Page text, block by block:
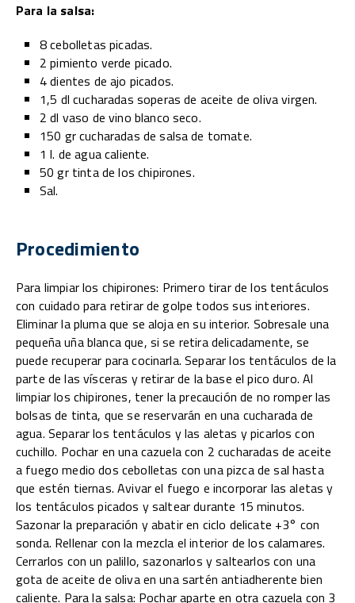
Para la salsa:
8 cebolletas picadas.
2 pimiento verde picado.
4 dientes de ajo picados.
1,5 dl cucharadas soperas de aceite de oliva virgen.
2 dl vaso de vino blanco seco.
150 gr cucharadas de salsa de tomate.
1 l. de agua caliente.
50 gr tinta de los chipirones.
Sal.
Procedimiento
Para limpiar los chipirones: Primero tirar de los tentáculos
con cuidado para retirar de golpe todos sus interiores.
Eliminar la pluma que se aloja en su interior. Sobresale una
pequeña uña blanca que, si se retira delicadamente, se
puede recuperar para cocinarla. Separar los tentáculos de la
parte de las vísceras y retirar de la base el pico duro. Al
limpiar los chipirones, tener la precaución de no romper las
bolsas de tinta, que se reservarán en una cucharada de
agua. Separar los tentáculos y las aletas y picarlos con
cuchillo. Pochar en una cazuela con 2 cucharadas de aceite
a fuego medio dos cebolletas con una pizca de sal hasta
que estén tiernas. Avivar el fuego e incorporar las aletas y
los tentáculos picados y saltear durante 15 minutos.
Sazonar la preparación y abatir en ciclo delicate +3° con
sonda. Rellenar con la mezcla el interior de los calamares.
Cerrarlos con un palillo, sazonarlos y saltearlos con una
gota de aceite de oliva en una sartén antiadherente bien
caliente. Para la salsa: Pochar aparte en otra cazuela con 3